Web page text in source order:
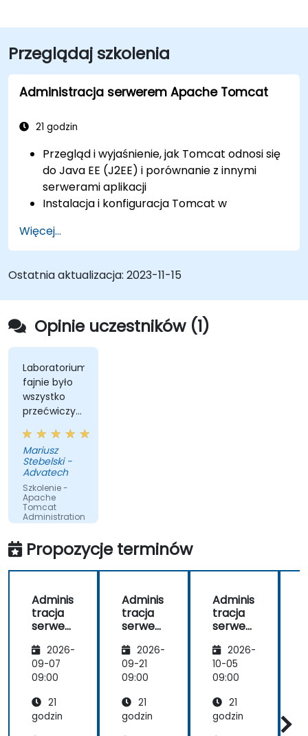
Przeglądaj szkolenia
Administracja serwerem Apache Tomcat
21 godzin
Przegląd i wyjaśnienie, jak Tomcat odnosi się
do Java EE (J2EE) i porównanie z innymi
serwerami aplikacji
Instalacja i konfiguracja Tomcat w
Wdrażanie, wsparcie i rozwiązywanie
problemów z aplikacjami na Tomcat
Nawigacja po strukturze katalogów Tomcat
Architektura Tomcat i pliki konfiguracyjne:
server.xml, context.xml, .properties itp.
Struktura i konfiguracja aplikacji
internetowych: web.xml
Zabezpieczanie Tomcat i aplikacji na nim
działających oraz konfiguracja SSL dla
Tomcat
Optymalizacja wydajności Tomcat
Eksploracja różnych strategii równoważenia
obciążenia i wysokiej dostępności z Tomcat
Więcej...
Ostatnia aktualizacja: 2023-11-15
Opinie uczestników (1)
Laboratorium,
fajnie było
wszystko
przećwiczyć
na żywym
organizmie
Mariusz
Stebelski -
Advatech
Szkolenie -
Apache
Tomcat
Administration
Propozycje terminów
Adminis
tracja
serwer
Apache
Tomcat
2026-
09-07
09:00
21
godzin
Adminis
tracja
serwer
Apache
Tomcat
2026-
09-21
09:00
21
godzin
Adminis
tracja
serwer
Apache
Tomcat
2026-
10-05
09:00
21
godzin